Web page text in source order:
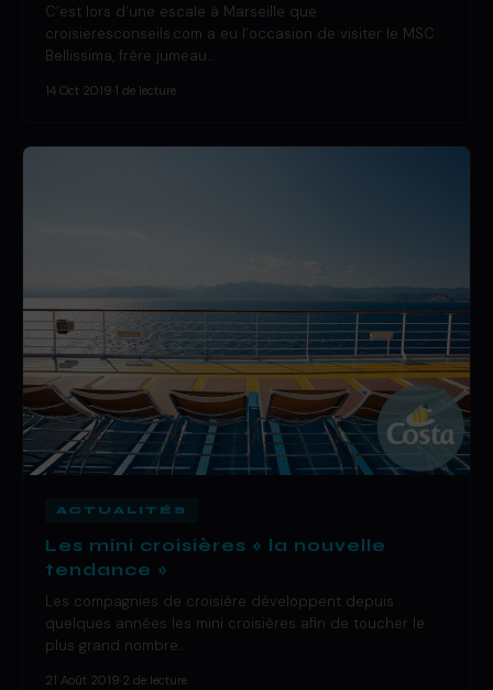
C’est lors d’une escale à Marseille que
croisieresconseils.com a eu l’occasion de visiter le MSC
Bellissima, frère jumeau…
14 Oct 2019 1 de lecture
ACTUALITÉS
Les mini croisières « la nouvelle
tendance »
Les compagnies de croisière développent depuis
quelques années les mini croisières afin de toucher le
plus grand nombre…
21 Août 2019 2 de lecture